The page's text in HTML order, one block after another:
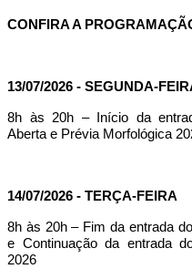
CONFIRA A
13/07/2026 - SEGUNDA-
8h às 20h – Início da
Aberta e Prévia Morfológica
14/07/2026 - TERÇA-FEIRA
8h às 20h – Fim da entrada
e Continuação da entrada
2026